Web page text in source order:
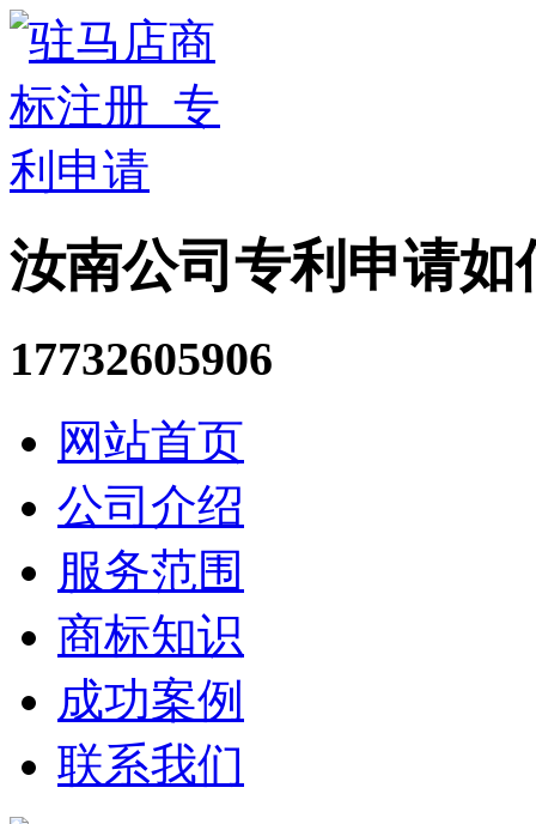
汝南公司专利申请如
17732605906
网站首页
公司介绍
服务范围
商标知识
成功案例
联系我们